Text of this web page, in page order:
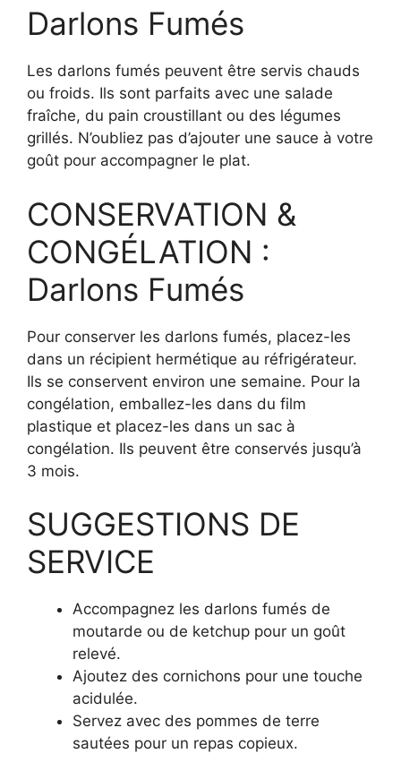
Darlons Fumés
Les darlons fumés peuvent être servis chauds
ou froids. Ils sont parfaits avec une salade
fraîche, du pain croustillant ou des légumes
grillés. N’oubliez pas d’ajouter une sauce à votre
goût pour accompagner le plat.
CONSERVATION &
CONGÉLATION :
Darlons Fumés
Pour conserver les darlons fumés, placez-les
dans un récipient hermétique au réfrigérateur.
Ils se conservent environ une semaine. Pour la
congélation, emballez-les dans du film
plastique et placez-les dans un sac à
congélation. Ils peuvent être conservés jusqu’à
3 mois.
SUGGESTIONS DE
SERVICE
Accompagnez les darlons fumés de
moutarde ou de ketchup pour un goût
relevé.
Ajoutez des cornichons pour une touche
acidulée.
Servez avec des pommes de terre
sautées pour un repas copieux.